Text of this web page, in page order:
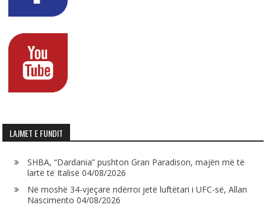
LAJMET E FUNDIT
SHBA, “Dardania” pushton Gran Paradison, majën më të
lartë të Italisë 04/08/2026
Në moshë 34-vjeçare ndërroi jetë luftëtari i UFC-së, Allan
Nascimento 04/08/2026